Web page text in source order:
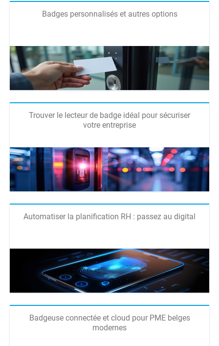
Badges personnalisés et autres options
Trouver le lecteur de badge idéal pour sécuriser
votre entreprise
Automatiser la planification RH : passez au digital
Badgeuse connectée et cloud pour PME belges
modernes